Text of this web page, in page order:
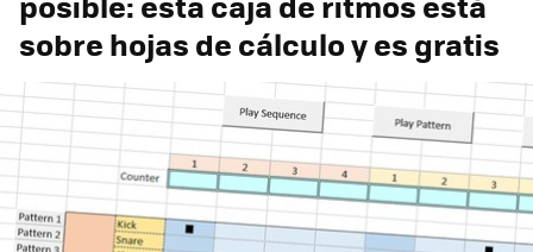
sobre hojas de cálculo y es gratis